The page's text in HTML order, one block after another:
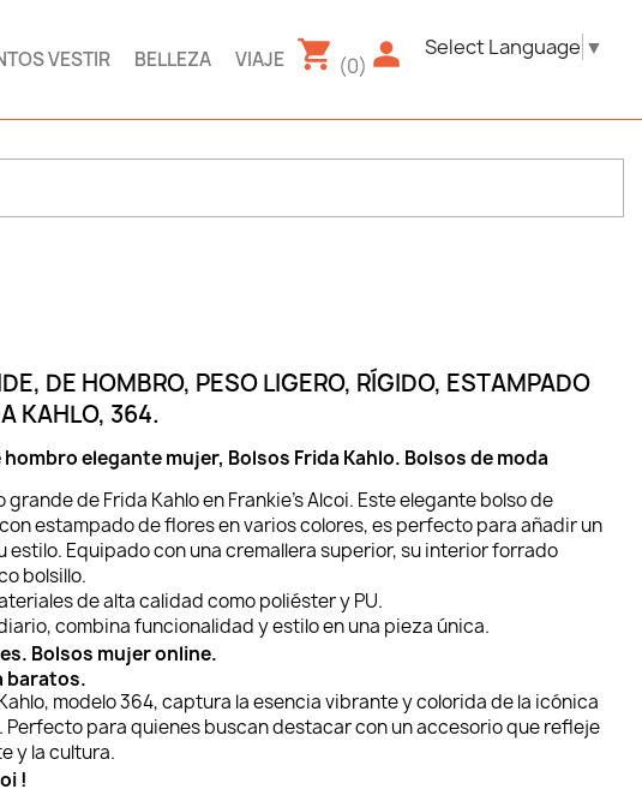
VESTIR BELLEZA VIAJE (0)
Select Language ▼
DE HOMBRO, PESO LIGERO, RÍGIDO, ESTAMPADO
KAHLO, 364.
elegante mujer, Bolsos Frida Kahlo. Bolsos de moda
grande de Frida Kahlo en Frankie’s Alcoi. Este elegante bolso de
estampado de flores en varios colores, es perfecto para añadir un
estilo. Equipado con una cremallera superior, su interior forrado
bolsillo.
de alta calidad como poliéster y PU.
combina funcionalidad y estilo en una pieza única.
Bolsos mujer online.
baratos.
modelo 364, captura la esencia vibrante y colorida de la icónica
para quienes buscan destacar con un accesorio que refleje
y la cultura.
!